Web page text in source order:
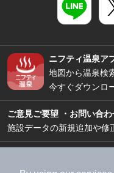
ニフティ温泉ア
地図から温泉検
今すぐダウンロ
ご意見ご要望 ・お問い合わ
施設データの新規追加や修